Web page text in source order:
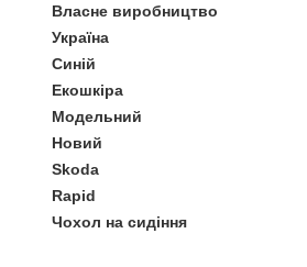
Власне виробництво
Україна
Синій
Екошкіра
Модельний
Новий
Skoda
Rapid
Чохол на сидіння